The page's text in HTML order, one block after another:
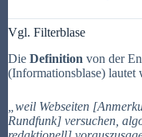
Vgl. Filterblase
Die Definition von der
(Informationsblase) lautet
„weil Webseiten
Rundfunk] versuchen,